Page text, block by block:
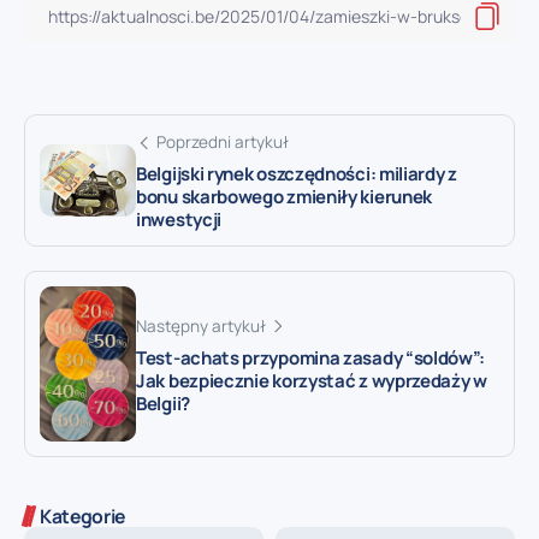
Poprzedni artykuł
Belgijski rynek oszczędności: miliardy z
bonu skarbowego zmieniły kierunek
inwestycji
Następny artykuł
Test-achats przypomina zasady “soldów”:
Jak bezpiecznie korzystać z wyprzedaży w
Belgii?
Kategorie